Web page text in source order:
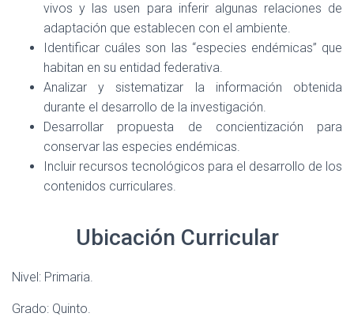
vivos y las usen para inferir algunas relaciones de
adaptación que establecen con el ambiente.
Identificar cuáles son las “especies endémicas” que
habitan en su entidad federativa.
Analizar y sistematizar la información obtenida
durante el desarrollo de la investigación.
Desarrollar propuesta de concientización para
conservar las especies endémicas.
Incluir recursos tecnológicos para el desarrollo de los
contenidos curriculares.
Ubicación Curricular
Nivel: Primaria.
Grado: Quinto.